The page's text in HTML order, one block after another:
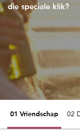
die speciale klik?
01 Vriendschap 02